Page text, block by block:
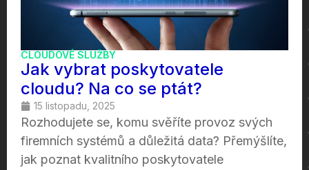
CLOUDOVÉ SLUŽBY
Jak vybrat poskytovatele
cloudu? Na co se ptát?
15 listopadu, 2025
Rozhodujete se, komu svěříte provoz svých
firemních systémů a důležitá data? Přemýšlíte,
jak poznat kvalitního poskytovatele